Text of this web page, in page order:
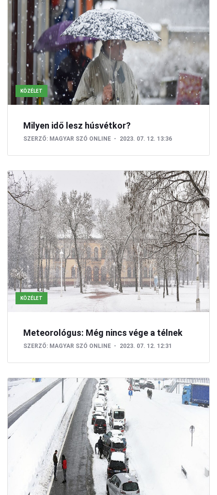
KÖZÉLET
Milyen idő lesz húsvétkor?
SZERZŐ: MAGYAR SZÓ ONLINE 2023. 07. 12. 13:36
KÖZÉLET
Meteorológus: Még nincs vége a télnek
SZERZŐ: MAGYAR SZÓ ONLINE 2023. 07. 12. 12:31